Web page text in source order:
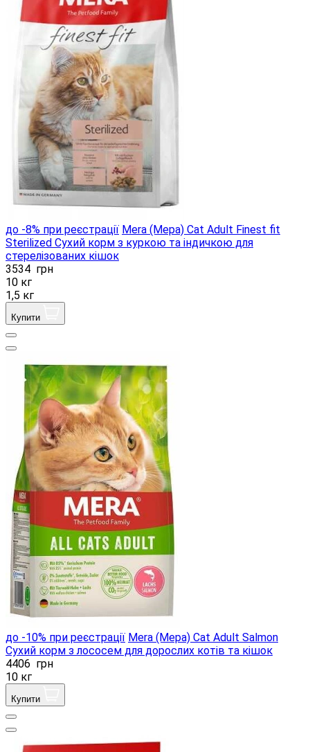
до -8% при реєстрації Mera (Мера) Cat Adult Finest fit
Sterilized Сухий корм з куркою та індичкою для
стерелізованих кішок
3534 грн
10 кг
1,5 кг
Купити
до -10% при реєстрації Mera (Мера) Cat Adult Salmon
Сухий корм з лососем для дорослих котів та кішок
4406 грн
10 кг
Купити